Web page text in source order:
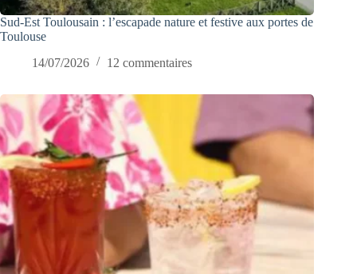
Sud-Est Toulousain : l’escapade nature et festive aux portes de
Toulouse
14/07/2026
12 commentaires